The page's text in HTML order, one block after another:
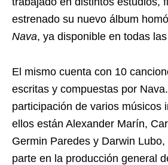
estrenado su nuevo álbum
Nava, ya disponible en todas
El mismo cuenta con 10
escritas y compuestas por
participación de varios músicos
ellos están Alexander Marín,
Germin Paredes y Darwin
parte en la producción general